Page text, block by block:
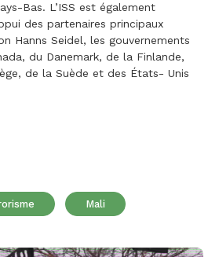
Bas. L’ISS est également
des partenaires principaux
Hanns Seidel, les gouvernements
du Danemark, de la Finlande,
de la Suède et des États- Unis
Mali